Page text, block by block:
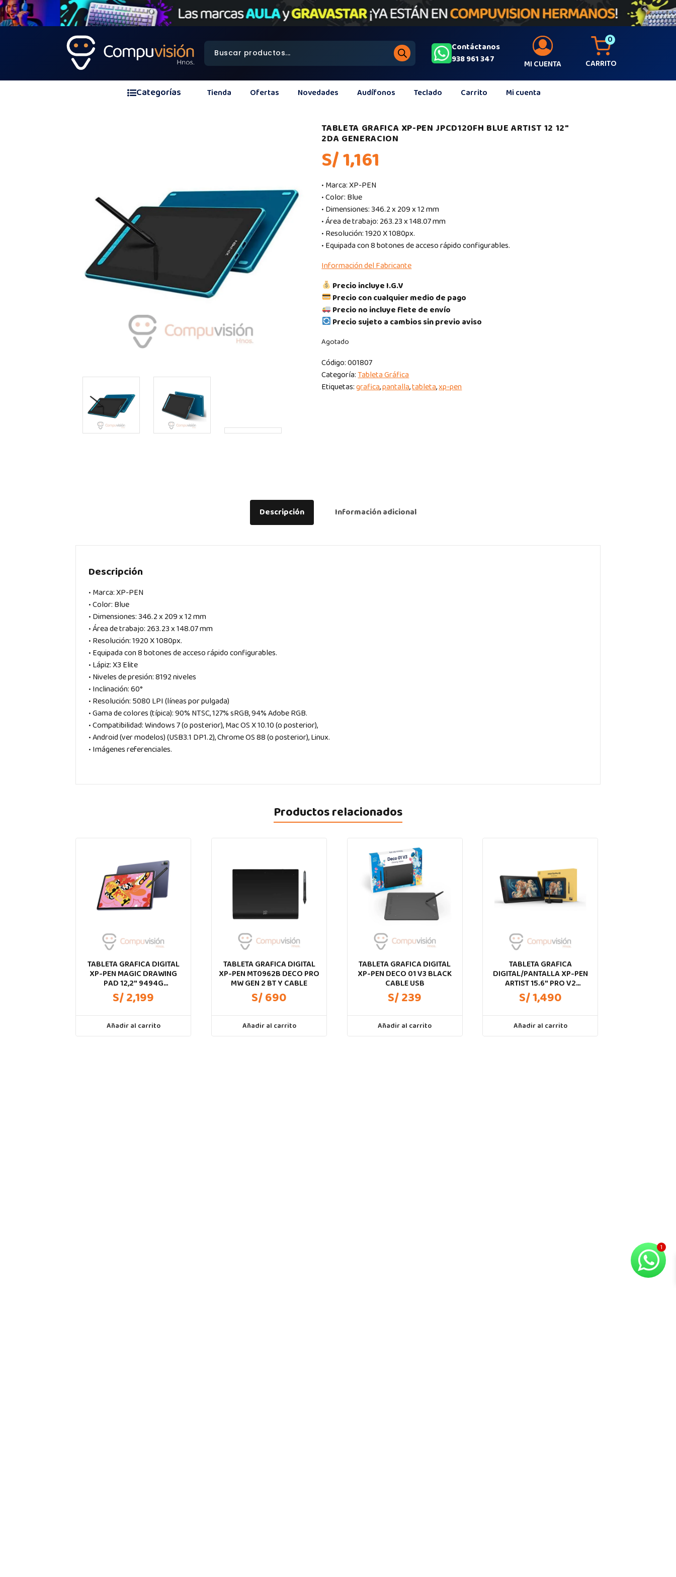
Contáctanos
938 961 347
MI CUENTA
0
CARRITO
Categorías Tienda Ofertas Novedades Audífonos Teclado Carrito Mi cuenta
TABLETA GRAFICA XP-PEN JPCD120FH BLUE ARTIST 12 12″
2DA GENERACION
S/ 1,161
• Marca: XP-PEN
• Color: Blue
• Dimensiones: 346.2 x 209 x 12 mm
• Área de trabajo: 263.23 x 148.07 mm
• Resolución: 1920 X 1080px.
• Equipada con 8 botones de acceso rápido configurables.
Información del Fabricante
Precio incluye I.G.V
Precio con cualquier medio de pago
Precio no incluye flete de envío
Precio sujeto a cambios sin previo aviso
Agotado
Código:001807
Categoría:Tableta Gráfica
Etiquetas:grafica,pantalla,tableta,xp-pen
Descripción Información adicional
Descripción
• Marca: XP-PEN
• Color: Blue
• Dimensiones: 346.2 x 209 x 12 mm
• Área de trabajo: 263.23 x 148.07 mm
• Resolución: 1920 X 1080px.
• Equipada con 8 botones de acceso rápido configurables.
• Lápiz: X3 Elite
• Niveles de presión: 8192 niveles
• Inclinación: 60°
• Resolución: 5080 LPI (líneas por pulgada)
• Gama de colores (típica): 90% NTSC, 127% sRGB, 94% Adobe RGB.
• Compatibilidad: Windows 7 (o posterior), Mac OS X 10.10 (o posterior),
• Android (ver modelos) (USB3.1 DP1.2), Chrome OS 88 (o posterior), Linux.
• Imágenes referenciales.
Productos relacionados
TABLETA GRAFICA DIGITAL
XP-PEN MAGIC DRAWING
PAD 12,2″ 9494G
INDEPENDIENTE NAVY BLUE
S/ 2,199
Añadir al carrito
TABLETA GRAFICA DIGITAL
XP-PEN MT0962B DECO PRO
MW GEN 2 BT Y CABLE
S/ 690
Añadir al carrito
TABLETA GRAFICA DIGITAL
XP-PEN DECO 01 V3 BLACK
CABLE USB
S/ 239
Añadir al carrito
TABLETA GRAFICA
DIGITAL/PANTALLA XP-PEN
ARTIST 15.6″ PRO V2
MD160FH 2DA GN
S/ 1,490
Añadir al carrito